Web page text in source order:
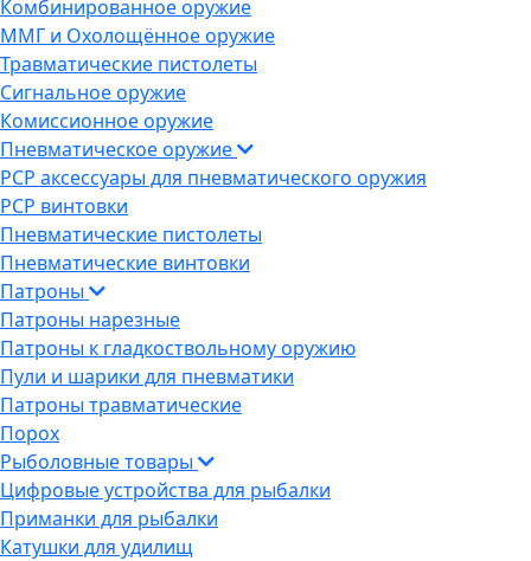
Комбинированное оружие
ММГ и Охолощённое оружие
Травматические пистолеты
Сигнальное оружие
Комиссионное оружие
Пневматическое оружие
PCP аксессуары для пневматического оружия
PCP винтовки
Пневматические пистолеты
Пневматические винтовки
Патроны
Патроны нарезные
Патроны к гладкоствольному оружию
Пули и шарики для пневматики
Патроны травматические
Порох
Рыболовные товары
Цифровые устройства для рыбалки
Приманки для рыбалки
Катушки для удилищ